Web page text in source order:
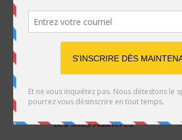
Listes des Sites de Rencontre
Les Sites Libertins
Les Apps pour les Couples
Les Sites Adultères